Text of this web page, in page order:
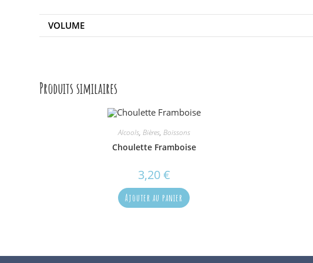
VOLUME
Produits similaires
Alcools, Bières, Boissons
Choulette Framboise
3,20€
Ajouter au panier